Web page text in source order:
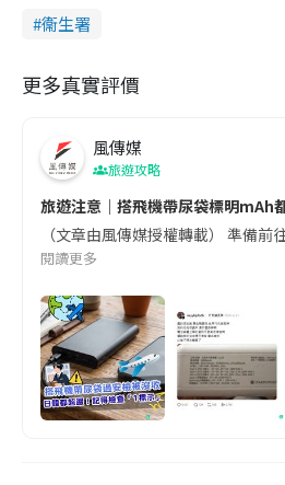
衞生署
更多真實評價
風傳媒
旅遊攻略
旅遊注意｜搭飛機帶尿袋標明mAh
（文章由風傳媒授權轉載） 準備
閱讀更多